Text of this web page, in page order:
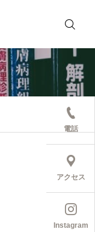
受診予約
電話
アクセス
Instagram